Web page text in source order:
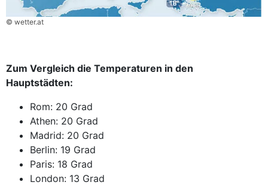
© wetter.at
Zum Vergleich die Temperaturen in den
Hauptstädten:
Rom: 20 Grad
Athen: 20 Grad
Madrid: 20 Grad
Berlin: 19 Grad
Paris: 18 Grad
London: 13 Grad